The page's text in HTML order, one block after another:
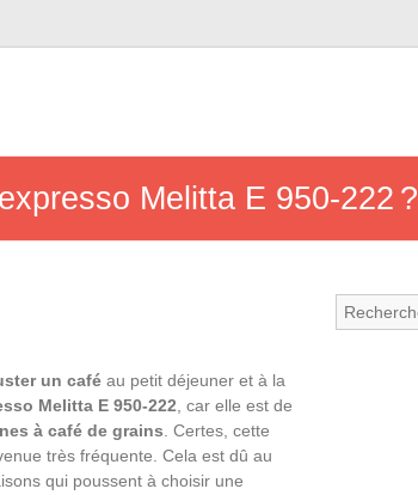
Melitta E 950-222 ?
un café au petit déjeuner et à la
Melitta E 950-222 , car elle est de
à café de grains . Certes, cette
très fréquente. Cela est dû au
qui poussent à choisir une